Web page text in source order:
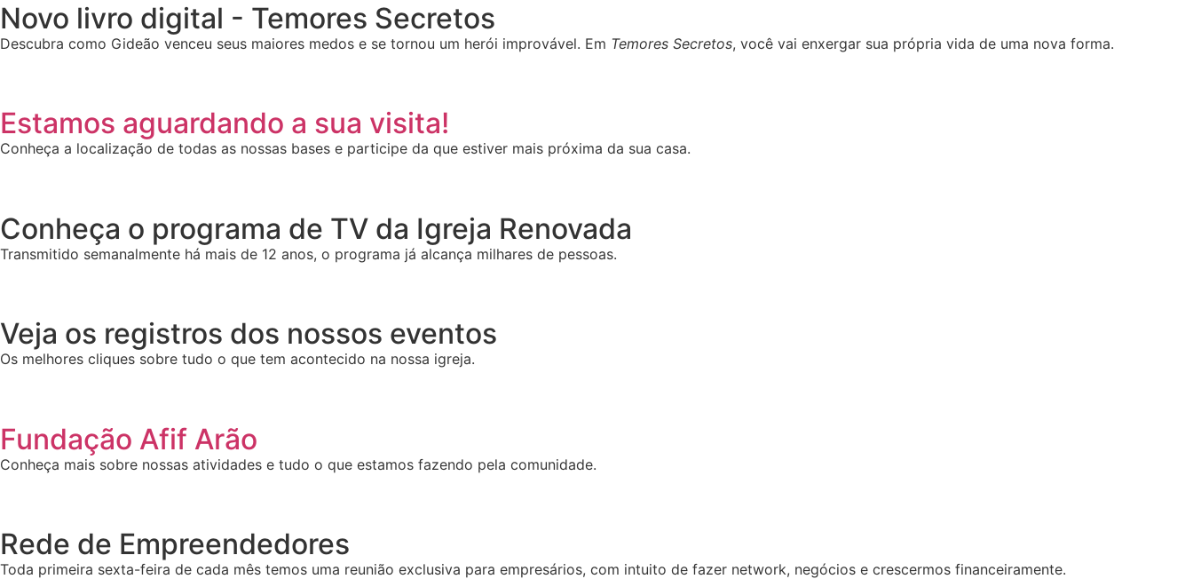
Novo livro digital - Temores Secretos
Descubra como Gideão venceu seus maiores medos e se tornou um herói improvável. Em Temores Secretos, você vai enxergar sua própria vida de uma nova forma.
Estamos aguardando a sua visita!
Conheça a localização de todas as nossas bases e participe da que estiver mais próxima da sua casa.
Conheça o programa de TV da Igreja Renovada
Transmitido semanalmente há mais de 12 anos, o programa já alcança milhares de pessoas.
Veja os registros dos nossos eventos
Os melhores cliques sobre tudo o que tem acontecido na nossa igreja.
Fundação Afif Arão
Conheça mais sobre nossas atividades e tudo o que estamos fazendo pela comunidade.
Rede de Empreendedores
Toda primeira sexta-feira de cada mês temos uma reunião exclusiva para empresários, com intuito de fazer network, negócios e crescermos financeiramente.